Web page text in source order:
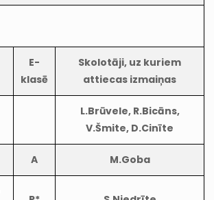
E-
klasē
Skolotāji, uz kuriem
attiecas izmaiņas
L.Brūvele, R.Bicāns,
V.Šmite, D.Cinīte
A M.Goba